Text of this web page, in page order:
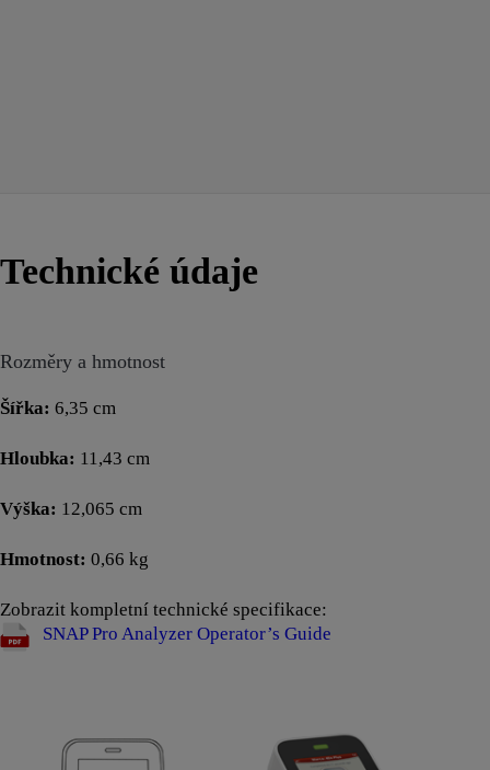
Technické údaje
Rozměry a hmotnost
Šířka: 6,35 cm
Hloubka: 11,43 cm
Výška: 12,065 cm
Hmotnost: 0,66 kg
Zobrazit kompletní technické specifikace:
SNAP Pro Analyzer Operator’s Guide